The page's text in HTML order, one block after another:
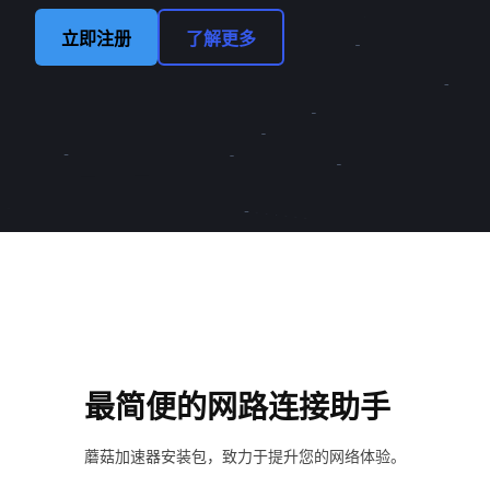
立即注册 了解更多
最简便的网路连接助手
蘑菇加速器安装包，致力于提升您的网络体验。